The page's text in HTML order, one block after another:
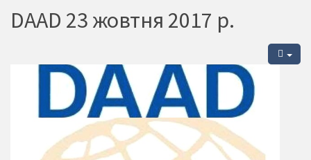
DAAD 23 жовтня 2017 р.